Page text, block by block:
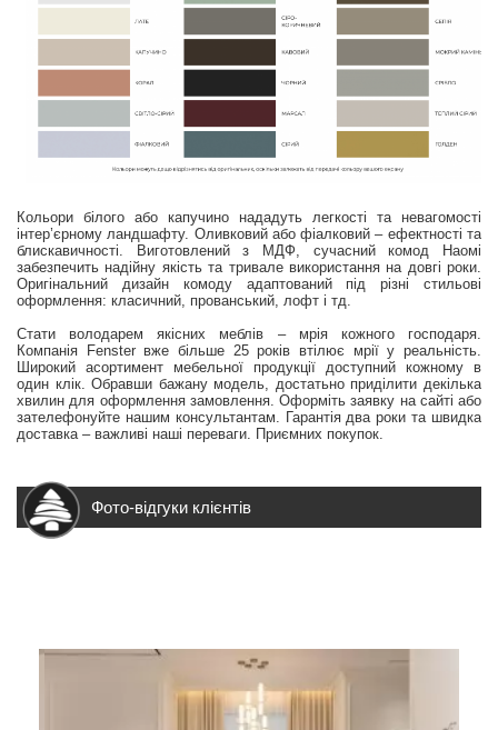
Кольори білого або капучино нададуть легкості та невагомості
інтер’єрному ландшафту. Оливковий або фіалковий – ефектності та
блискавичності. Виготовлений з МДФ, сучасний комод Наомі
забезпечить надійну якість та тривале використання на довгі роки.
Оригінальний дизайн комоду адаптований під різні стильові
оформлення: класичний, прованський, лофт і тд.
Стати володарем якісних меблів – мрія кожного господаря.
Компанія Fenster вже більше 25 років втілює мрії у реальність.
Широкий асортимент мебельної продукції доступний кожному в
один клік. Обравши бажану модель, достатьно приділити декілька
хвилин для оформлення замовлення. Оформіть заявку на сайті або
зателефонуйте нашим консультантам. Гарантія два роки та швидка
доставка – важливі наші переваги. Приємних покупок.
Фото-відгуки клієнтів